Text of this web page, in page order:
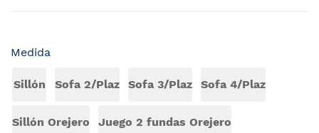
Medida
Sillón Sofa 2/Plaz Sofa 3/Plaz Sofa 4/Plaz
Sillón Orejero Juego 2 fundas Orejero